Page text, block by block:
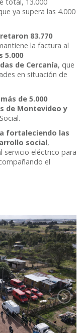
ya supera las 4.000
83.770
la factura al
5.000
de Cercanía, que
en situación de
de 5.000
de Montevideo y
fortaleciendo las
social,
servicio eléctrico para
el